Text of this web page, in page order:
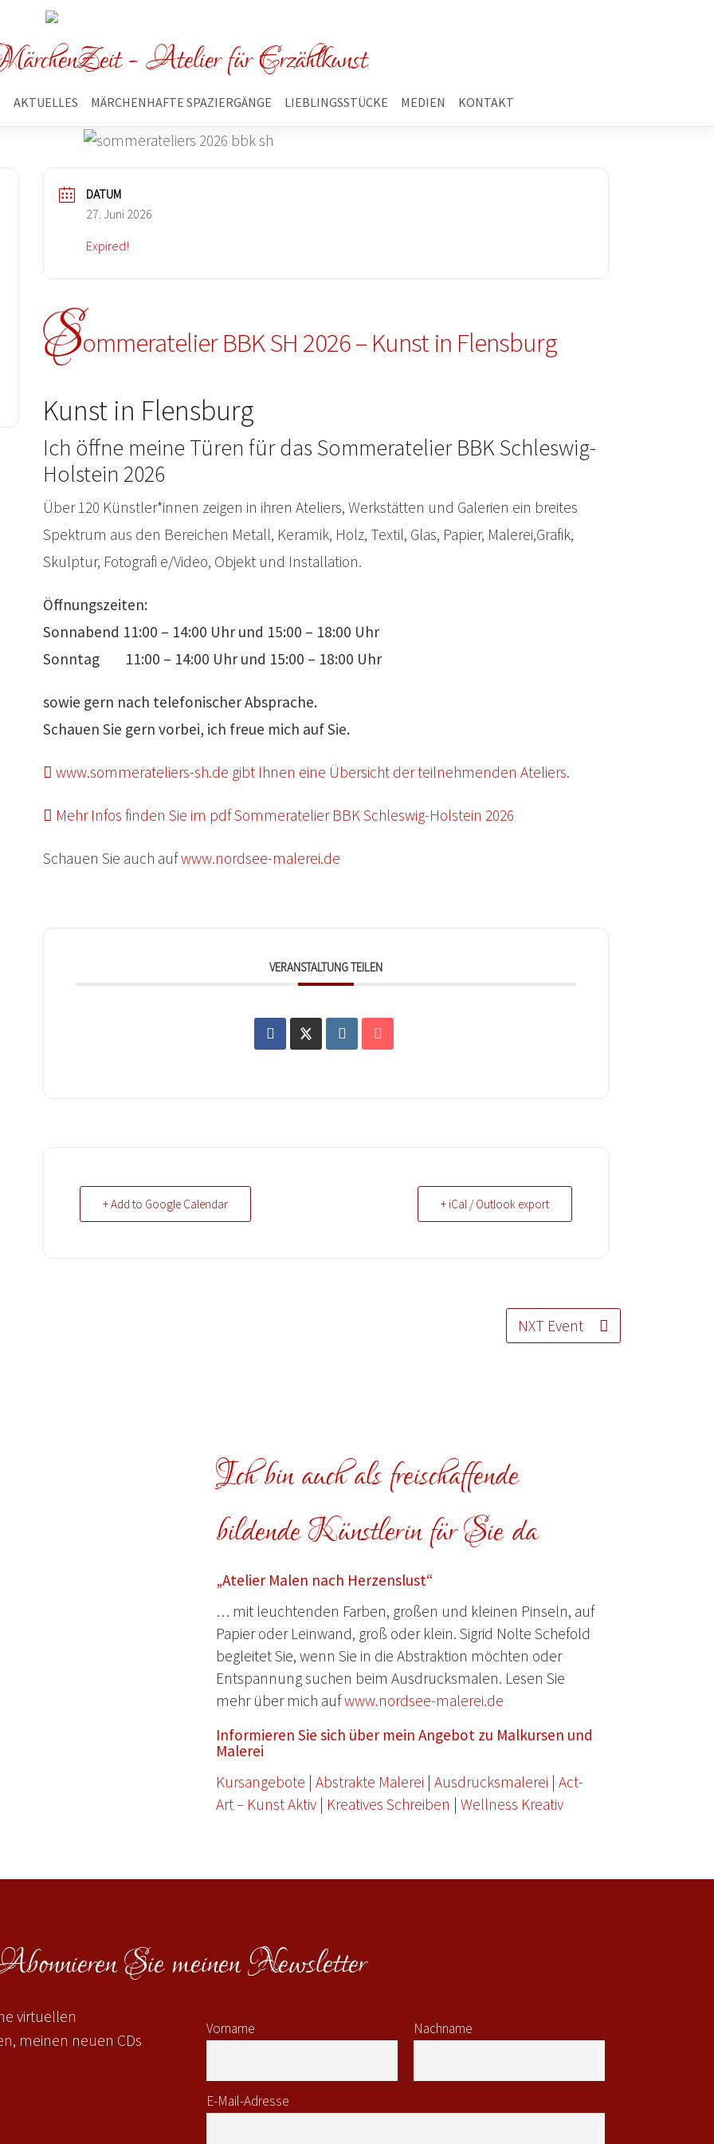
- Atelier für Erzählkunst
AKTUELLES MÄRCHENHAFTE SPAZIERGÄNGE LIEBLINGSSTÜCKE MEDIEN KONTAKT
DATUM
27. Juni 2026
Expired!
Sommeratelier BBK SH 2026 – Kunst in Flensburg
Kunst in Flensburg
Ich öffne meine Türen für das Sommeratelier BBK Schleswig-
Holstein 2026
Über 120 Künstler*innen zeigen in ihren Ateliers, Werkstätten und Galerien ein breites
Spektrum aus den Bereichen Metall, Keramik, Holz, Textil, Glas, Papier, Malerei,Grafik,
Skulptur, Fotografi e/Video, Objekt und Installation.
Öffnungszeiten:
Sonnabend 11:00 – 14:00 Uhr und 15:00 – 18:00 Uhr
Sonntag 11:00 – 14:00 Uhr und 15:00 – 18:00 Uhr
sowie gern nach telefonischer Absprache.
Schauen Sie gern vorbei, ich freue mich auf Sie.
www.sommerateliers-sh.de gibt Ihnen eine Übersicht der teilnehmenden Ateliers.
Mehr Infos finden Sie im pdf Sommeratelier BBK Schleswig-Holstein 2026
Schauen Sie auch aufwww.nordsee-malerei.de
VERANSTALTUNG TEILEN
+ Add to Google Calendar + iCal / Outlook export
NXT Event
Ich bin auch als freischaffende
bildende Künstlerin für Sie da
„Atelier Malen nach Herzenslust“
… mit leuchtenden Farben, großen und kleinen Pinseln, auf
Papier oder Leinwand, groß oder klein. Sigrid Nolte Schefold
begleitet Sie, wenn Sie in die Abstraktion möchten oder
Entspannung suchen beim Ausdrucksmalen. Lesen Sie
mehr über mich aufwww.nordsee-malerei.de
Informieren Sie sich über mein Angebot zu Malkursen und
Malerei
Kursangebote | Abstrakte Malerei | Ausdrucksmalerei | Act-
Art – Kunst Aktiv | Kreatives Schreiben | Wellness Kreativ
Sie meinen Newsletter
virtuellen
meinen neuen CDs
Vorname Nachname
E-Mail-Adresse